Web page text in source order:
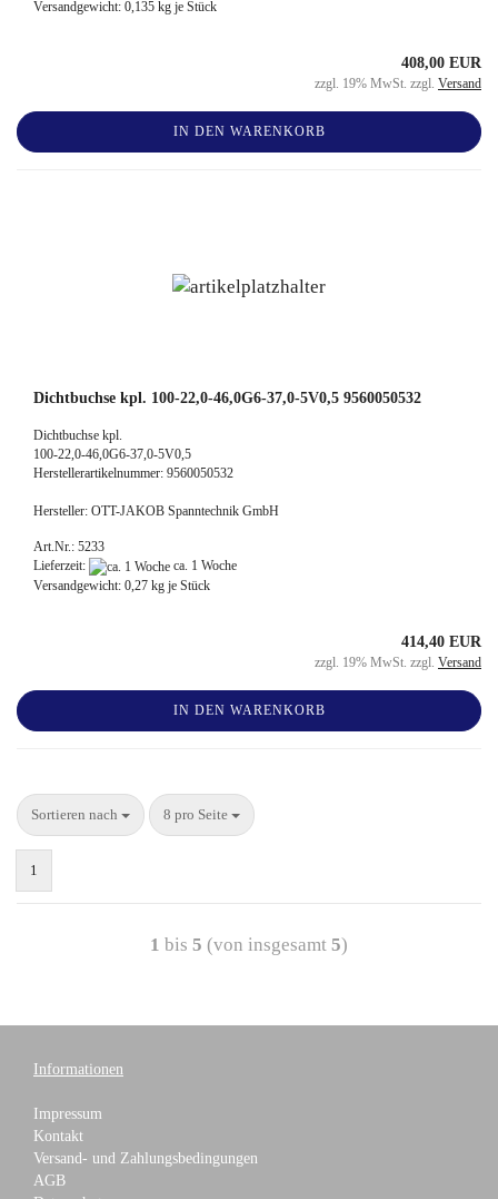
Versandgewicht: 0,135 kg je Stück
408,00 EUR
zzgl. 19% MwSt. zzgl. Versand
IN DEN WARENKORB
Dichtbuchse kpl. 100-22,0-46,0G6-37,0-5V0,5 9560050532
Dichtbuchse kpl.
100-22,0-46,0G6-37,0-5V0,5
Herstellerartikelnummer: 9560050532
Hersteller: OTT-JAKOB Spanntechnik GmbH
Art.Nr.: 5233
Lieferzeit:
ca. 1 Woche
Versandgewicht: 0,27 kg je Stück
414,40 EUR
zzgl. 19% MwSt. zzgl. Versand
IN DEN WARENKORB
Sortieren nach 8 pro Seite
1
1 bis 5 (von insgesamt 5)
Informationen
Impressum
Kontakt
Versand- und Zahlungsbedingungen
AGB